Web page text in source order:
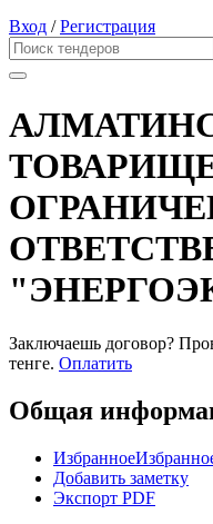
Вход /Регистрация
Заключаешь договор?
тенге. Оплатить
Общая
Избранное
Добавить заметку
Экспорт PDF